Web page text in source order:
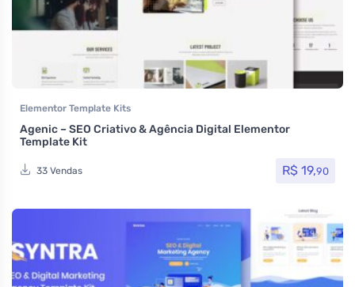
Elementor Template Kits
Agenic – SEO Criativo & Agência Digital Elementor
Template Kit
33 Vendas R$ 19,90